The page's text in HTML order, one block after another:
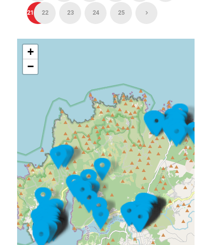
21 22 23 24 25
+
−